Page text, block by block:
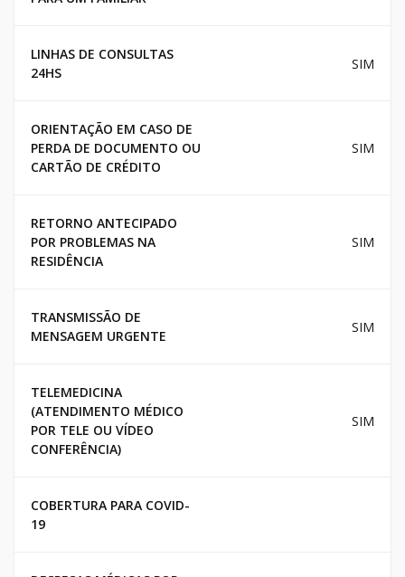
LINHAS DE CONSULTAS
24HS
SIM
ORIENTAÇÃO EM CASO DE
PERDA DE DOCUMENTO OU
CARTÃO DE CRÉDITO
SIM
RETORNO ANTECIPADO
POR PROBLEMAS NA
RESIDÊNCIA
SIM
TRANSMISSÃO DE
MENSAGEM URGENTE
SIM
TELEMEDICINA
(ATENDIMENTO MÉDICO
POR TELE OU VÍDEO
CONFERÊNCIA)
SIM
COBERTURA PARA COVID-
19